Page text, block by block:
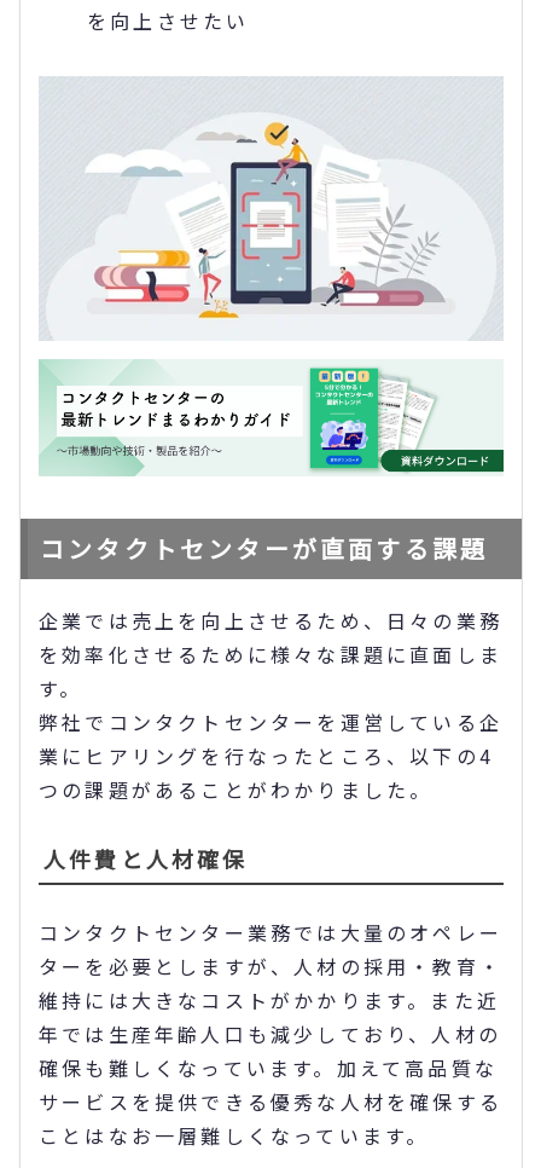
を向上させたい
コンタクトセンターが直面する課題
企業では売上を向上させるため、日々の業務
を効率化させるために様々な課題に直面しま
す。
弊社でコンタクトセンターを運営している企
業にヒアリングを行なったところ、以下の4
つの課題があることがわかりました。
人件費と人材確保
コンタクトセンター業務では大量のオペレー
ターを必要としますが、人材の採用・教育・
維持には大きなコストがかかります。また近
年では生産年齢人口も減少しており、人材の
確保も難しくなっています。加えて高品質な
サービスを提供できる優秀な人材を確保する
ことはなお一層難しくなっています。